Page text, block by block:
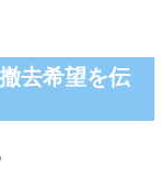
去希望を伝